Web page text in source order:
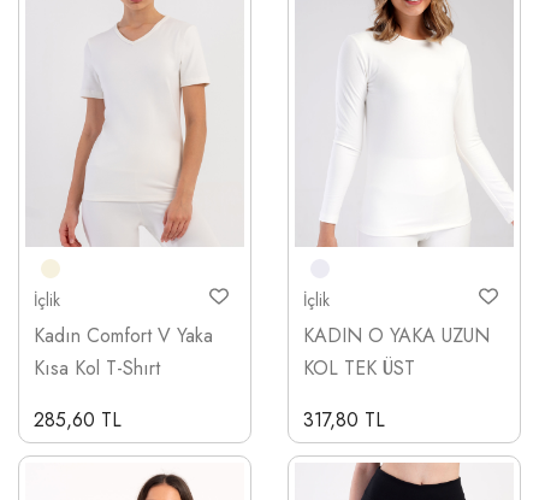
İçlik
Kadın Comfort V Yaka
Kısa Kol T-Shırt
285,60 TL
İçlik
KADIN O YAKA UZUN
KOL TEK ÜST
317,80 TL